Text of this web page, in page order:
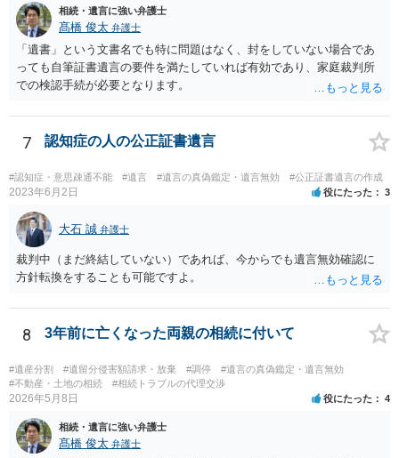
相続・遺言に強い弁護士
髙橋 俊太 弁護士
「遺書」という文書名でも特に問題はなく、封をしていない場合であ
っても自筆証書遺言の要件を満たしていれば有効であり、家庭裁判所
での検認手続が必要となります。
7 認知症の人の公正証書遺言
#認知症・意思疎通不能 #遺言 #遺言の真偽鑑定・遺言無効 #公正証書遺言の作成
2023年6月2日 役にたった 3
大石 誠 弁護士
裁判中（まだ終結していない）であれば、今からでも遺言無効確認に
方針転換をすることも可能ですよ。
8 3年前に亡くなった両親の相続に付いて
#遺産分割 #遺留分侵害額請求・放棄 #調停
#遺言の真偽鑑定・遺言無効
#不動産・土地の相続
#相続トラブルの代理交渉
2026年5月8日 役にたった 4
相続・遺言に強い弁護士
髙橋 俊太 弁護士